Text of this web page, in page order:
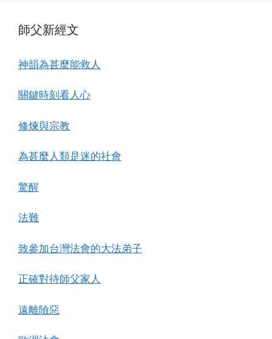
師父新經文
神韻為甚麼能救人
關鍵時刻看人心
修煉與宗教
為甚麼人類是迷的社會
驚醒
法難
致參加台灣法會的大法弟子
正確對待師父家人
遠離險惡